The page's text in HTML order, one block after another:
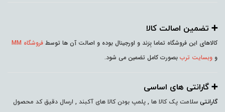
➕️ تضمین اصالت کالا
کالاهای این فروشگاه تماما بِرَند و اورجینال بوده و اصالت آن ها توسط فروشگاه MM
و وبسایت ترب بصورت کامل تضمین می شود.
➕️ گارانتی های اساسی
گارانتی سلامت پک کالا ها , پلمپ بودن کالا های آکبند , ارسال دقیق کد محصول